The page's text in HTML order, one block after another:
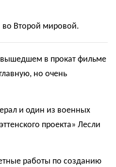
во Второй мировой.
вышедшем в прокат фильме
но очень
и один из военных
проекта» Лесли
работы по созданию